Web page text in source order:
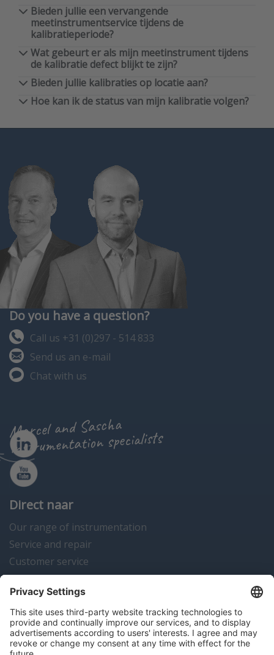
Bieden jullie een vervangende
meetinstrumentservice tijdens de
kalibratieperiode?
Wat gebeurt er als mijn meetinstrument tijdens
de kalibratie defect blijkt te zijn?
Bieden jullie kalibraties op locatie aan?
Hoe kan ik de status van mijn kalibratie volgen?
Do you have a question?
Call us +31 (0)297 - 514 833
Send us an e-mail
Chat with us
Marcel and Sascha
instrumentation specialists
Direct naar
Our range of instrumentation
Service and repair
Customer service
Instrumentation news
Contact us
Algemene voorwaarden Disclaimer Colofon